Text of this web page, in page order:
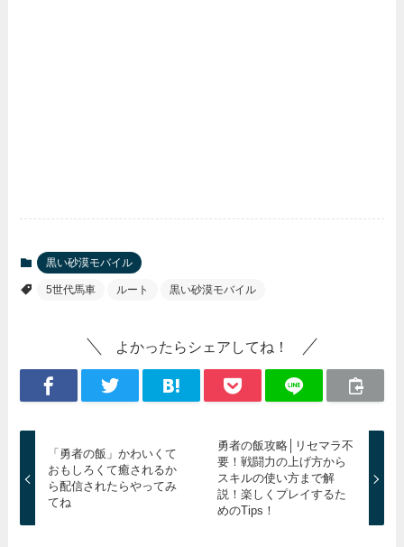
黒い砂漠モバイル
5世代馬車 ルート 黒い砂漠モバイル
よかったらシェアしてね！
「勇者の飯」かわいくて
おもしろくて癒されるか
ら配信されたらやってみ
てね
勇者の飯攻略│リセマラ不
要！戦闘力の上げ方から
スキルの使い方まで解
説！楽しくプレイするた
めのTips！